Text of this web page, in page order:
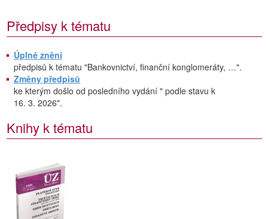
Předpisy k tématu
Úplné znění
předpisů k tématu "Bankovnictví, finanční konglomeráty, …".
Změny předpisů
ke kterým došlo od posledního vydání " podle stavu k
16. 3. 2026".
Knihy k tématu